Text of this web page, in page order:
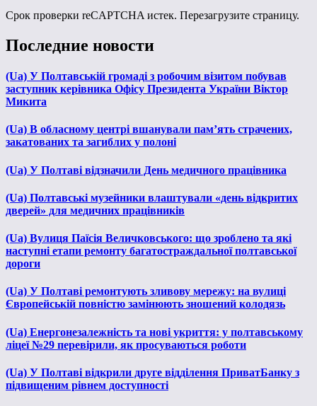
Срок проверки reCAPTCHA истек. Перезагрузите страницу.
Последние новости
(Ua) У Полтавській громаді з робочим візитом побував
заступник керівника Офісу Президента України Віктор
Микита
(Ua) В обласному центрі вшанували пам’ять страчених,
закатованих та загиблих у полоні
(Ua) У Полтаві відзначили День медичного працівника
(Ua) Полтавські музейники влаштували «день відкритих
дверей» для медичних працівників
(Ua) Вулиця Паїсія Величковського: що зроблено та які
наступні етапи ремонту багатостраждальної полтавської
дороги
(Ua) У Полтаві ремонтують зливову мережу: на вулиці
Європейській повністю замінюють зношений колодязь
(Ua) Енергонезалежність та нові укриття: у полтавському
ліцеї №29 перевірили, як просуваються роботи
(Ua) У Полтаві відкрили друге відділення ПриватБанку з
підвищеним рівнем доступності